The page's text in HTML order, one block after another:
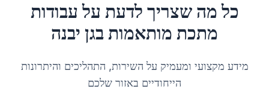
כל מה שצריך לדעת עלעבודות
מתכת מותאמות בגן יבנה
מידע מקצועי ומעמיק על השירות, התהליכים והיתרונות
הייחודיים באזור שלכם